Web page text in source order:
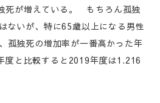
死が増えている。 もちろん孤独
ないが、特に65歳以上になる男性
孤独死の増加率が一番高かった年
度と比較すると2019年度は1.216